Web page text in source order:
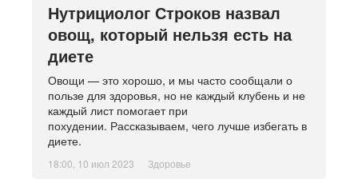
Нутрициолог Строков назвал
овощ, который нельзя есть на
диете
Овощи — это хорошо, и мы часто сообщали о
пользе для здоровья, но не каждый клубень и не
каждый лист помогает при
похудении. Рассказываем, чего лучше избегать в
диете.
18:00, 10 июл 2023 Здоровье